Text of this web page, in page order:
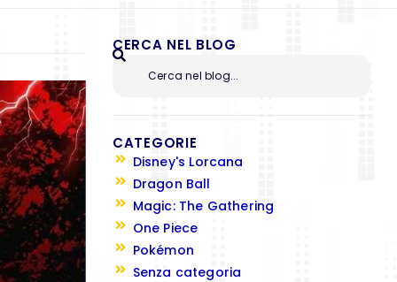
CERCA NEL BLOG
CATEGORIE
Disney's Lorcana
Dragon Ball
Magic: The Gathering
One Piece
Pokémon
Senza categoria